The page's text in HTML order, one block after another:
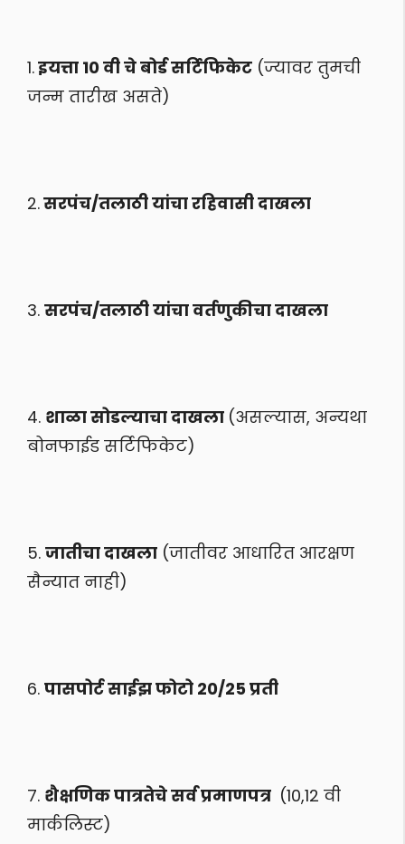
1.इयत्ता 10 वी चे बोर्ड सर्टिफिकेट (ज्यावर तुमची
जन्म तारीख असते)
2.सरपंच/तलाठी यांचा रहिवासी दाखला
3. सरपंच/तलाठी यांचा वर्तणुकीचा दाखला
4. शाळा सोडल्याचा दाखला (असल्यास, अन्यथा
बोनफाईड सर्टिफिकेट)
5. जातीचा दाखला (जातीवर आधारित आरक्षण
सैन्यात नाही)
6. पासपोर्ट साईझ फोटो 20/25 प्रती
7. शैक्षणिक पात्रतेचे सर्व प्रमाणपत्र (10,12 वी
मार्कलिस्ट)